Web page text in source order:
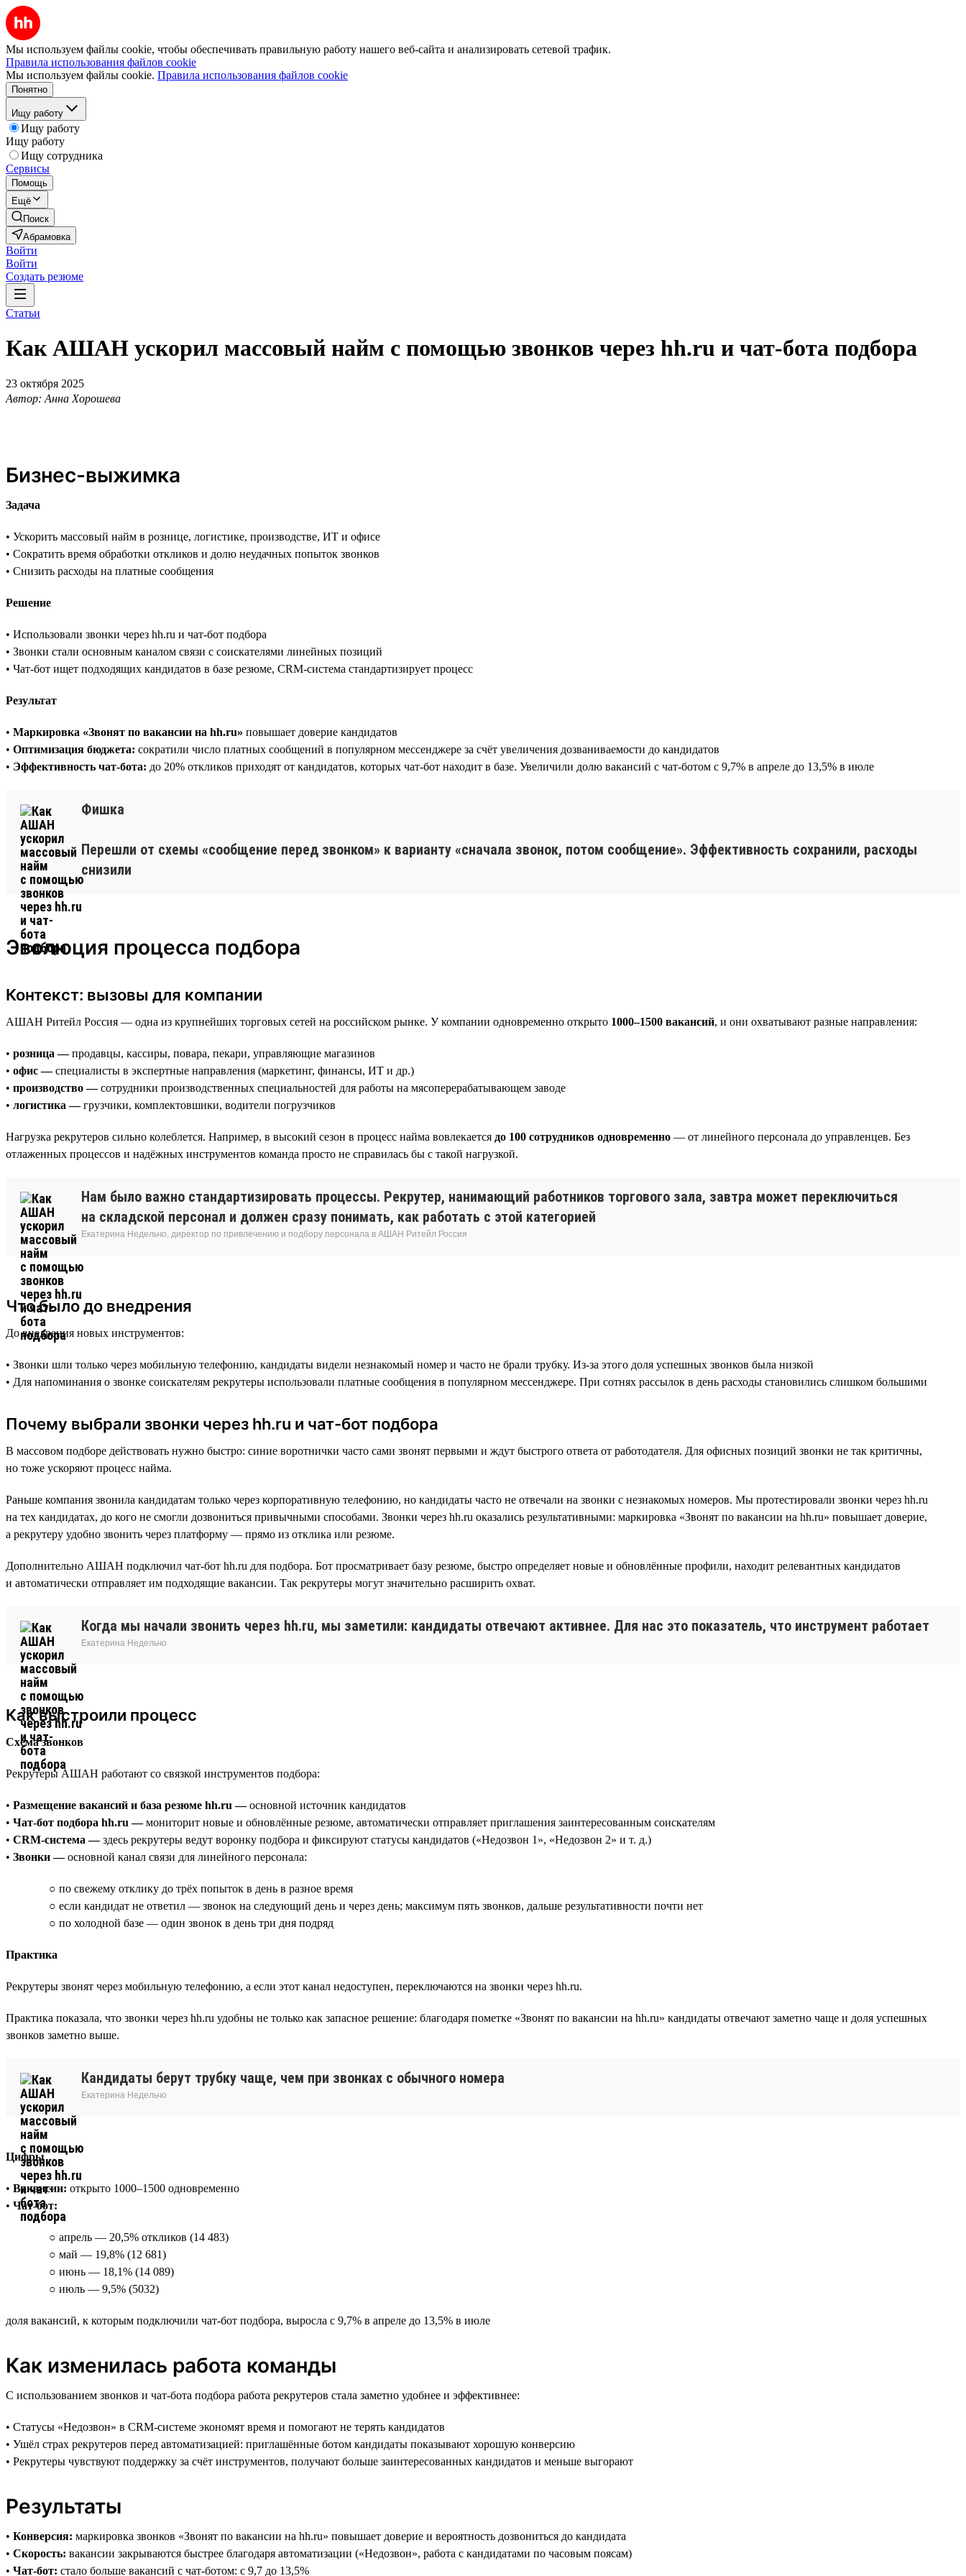
Мы используем файлы cookie, чтобы обеспечивать правильную работу нашего веб-сайта и анализировать сетевой трафик.
Правила использования файлов cookie
Мы используем файлы cookie. Правила использования файлов cookie
Понятно
Ищу работу
Ищу работу
Ищу работу
Ищу сотрудника
Сервисы
Помощь
Ещё
Поиск
Абрамовка
Войти
Войти
Создать резюме
Статьи
Как АШАН ускорил массовый найм с помощью звонков через hh.ru и чат-бота подбора
23 октября 2025
Автор: Анна Хорошева
Бизнес-выжимка
Задача
• Ускорить массовый найм в рознице, логистике, производстве, ИТ и офисе
• Сократить время обработки откликов и долю неудачных попыток звонков
• Снизить расходы на платные сообщения
Решение
• Использовали звонки через hh.ru и чат-бот подбора
• Звонки стали основным каналом связи с соискателями линейных позиций
• Чат-бот ищет подходящих кандидатов в базе резюме, CRM-система стандартизирует процесс
Результат
• Маркировка «Звонят по вакансии на hh.ru» повышает доверие кандидатов
• Оптимизация бюджета: сократили число платных сообщений в популярном мессенджере за счёт увеличения дозваниваемости до кандидатов
• Эффективность чат-бота: до 20% откликов приходят от кандидатов, которых чат-бот находит в базе. Увеличили долю вакансий с чат-ботом с 9,7% в апреле до 13,5% в июле
Фишка
Перешли от схемы «сообщение перед звонком» к варианту «сначала звонок, потом сообщение». Эффективность сохранили, расходы
снизили
Эволюция процесса подбора
Контекст: вызовы для компании
АШАН Ритейл Россия — одна из крупнейших торговых сетей на российском рынке. У компании одновременно открыто 1000–1500 вакансий, и они охватывают разные направления:
• розница —продавцы, кассиры, повара, пекари, управляющие магазинов
• офис —специалисты в экспертные направления (маркетинг, финансы, ИТ и др.)
• производство —сотрудники производственных специальностей для работы на мясоперерабатывающем заводе
• логистика —грузчики, комплектовшики, водители погрузчиков
Нагрузка рекрутеров сильно колеблется. Например, в высокий сезон в процесс найма вовлекается до 100 сотрудников одновременно — от линейного персонала до управленцев. Без
отлаженных процессов и надёжных инструментов команда просто не справилась бы с такой нагрузкой.
Нам было важно стандартизировать процессы. Рекрутер, нанимающий работников торгового зала, завтра может переключиться
на складской персонал и должен сразу понимать, как работать с этой категорией
Екатерина Недельчо, директор по привлечению и подбору персонала в АШАН Ритейл Россия
Что было до внедрения
До внедрения новых инструментов:
• Звонки шли только через мобильную телефонию, кандидаты видели незнакомый номер и часто не брали трубку. Из-за этого доля успешных звонков была низкой
• Для напоминания о звонке соискателям рекрутеры использовали платные сообщения в популярном мессенджере. При сотнях рассылок в день расходы становились слишком большими
Почему выбрали звонки через hh.ru и чат-бот подбора
В массовом подборе действовать нужно быстро: синие воротнички часто сами звонят первыми и ждут быстрого ответа от работодателя. Для офисных позиций звонки не так критичны,
но тоже ускоряют процесс найма.
Раньше компания звонила кандидатам только через корпоративную телефонию, но кандидаты часто не отвечали на звонки с незнакомых номеров. Мы протестировали звонки через hh.ru
на тех кандидатах, до кого не смогли дозвониться привычными способами. Звонки через hh.ru оказались результативными: маркировка «Звонят по вакансии на hh.ru» повышает доверие,
а рекрутеру удобно звонить через платформу — прямо из отклика или резюме.
Дополнительно АШАН подключил чат-бот hh.ru для подбора. Бот просматривает базу резюме, быстро определяет новые и обновлённые профили, находит релевантных кандидатов
и автоматически отправляет им подходящие вакансии. Так рекрутеры могут значительно расширить охват.
Когда мы начали звонить через hh.ru, мы заметили: кандидаты отвечают активнее. Для нас это показатель, что инструмент работает
Екатерина Недельчо
Как выстроили процесс
Схема звонков
Рекрутеры АШАН работают со связкой инструментов подбора:
• Размещение вакансий и база резюме hh.ru —основной источник кандидатов
• Чат-бот подбора hh.ru —мониторит новые и обновлённые резюме, автоматически отправляет приглашения заинтересованным соискателям
• CRM-система —здесь рекрутеры ведут воронку подбора и фиксируют статусы кандидатов («Недозвон 1», «Недозвон 2» и т. д.)
• Звонки —основной канал связи для линейного персонала:
○ по свежему отклику до трёх попыток в день в разное время
○ если кандидат не ответил — звонок на следующий день и через день; максимум пять звонков, дальше результативности почти нет
○ по холодной базе — один звонок в день три дня подряд
Практика
Рекрутеры звонят через мобильную телефонию, а если этот канал недоступен, переключаются на звонки через hh.ru.
Практика показала, что звонки через hh.ru удобны не только как запасное решение: благодаря пометке «Звонят по вакансии на hh.ru» кандидаты отвечают заметно чаще и доля успешных
звонков заметно выше.
Кандидаты берут трубку чаще, чем при звонках с обычного номера
Екатерина Недельчо
Цифры
• Вакансии: открыто 1000–1500 одновременно
• Чат-бот:
○ апрель — 20,5% откликов (14 483)
○ май — 19,8% (12 681)
○ июнь — 18,1% (14 089)
○ июль — 9,5% (5032)
доля вакансий, к которым подключили чат-бот подбора, выросла с 9,7% в апреле до 13,5% в июле
Как изменилась работа команды
С использованием звонков и чат-бота подбора работа рекрутеров стала заметно удобнее и эффективнее:
• Статусы «Недозвон» в CRM-системе экономят время и помогают не терять кандидатов
• Ушёл страх рекрутеров перед автоматизацией: приглашённые ботом кандидаты показывают хорошую конверсию
• Рекрутеры чувствуют поддержку за счёт инструментов, получают больше заинтересованных кандидатов и меньше выгорают
Результаты
• Конверсия: маркировка звонков «Звонят по вакансии на hh.ru» повышает доверие и вероятность дозвониться до кандидата
• Скорость: вакансии закрываются быстрее благодаря автоматизации («Недозвон», работа с кандидатами по часовым поясам)
• Чат-бот: стало больше вакансий с чат-ботом: с 9,7 до 13,5%